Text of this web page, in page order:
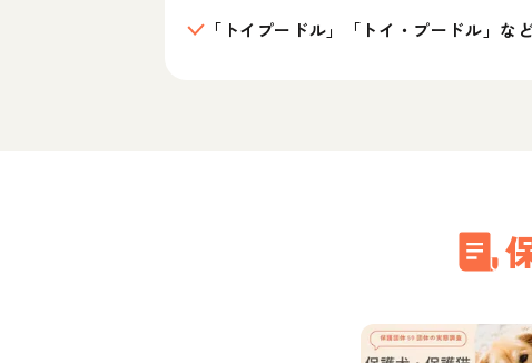
「トイプードル」「トイ・プードル」な